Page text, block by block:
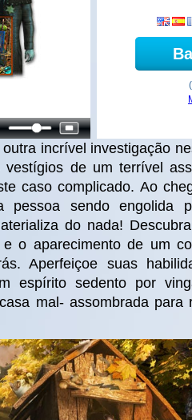
incrível investigação
de um terrível
caso complicado. Ao
pessoa sendo engolida
do nada!
o aparecimento de um
Aperfeiçoe suas
espírito sedento por
mal- assombrada para